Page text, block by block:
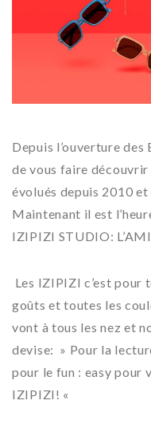
Depuis l’ouverture des
de vous faire
évolués depuis 2010 et
Maintenant il est
IZIPIZI STUDIO:
Les IZIPIZI c’est pour
goûts et toutes les
vont à tous les nez et
devise: » Pour la
pour le fun : easy pour
IZIPIZI! «